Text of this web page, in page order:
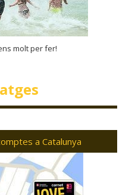
molt per fer!
a Catalunya